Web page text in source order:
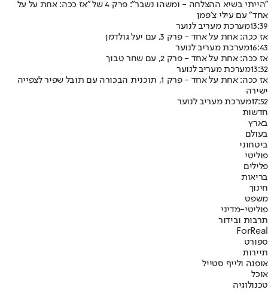
״הייתי בשיא ההצלחה - ומשהו נשבר״: פרק 4 של ״אז ככה: אחת על על
אחד״ עם עילי צ׳פמן
13:39מערכת מעריב לנוער
אז ככה: אחת על אחד - פרק 3, עם יעל גולדמן
16:43מערכת מעריב לנוער
אז ככה: אחת על אחד - פרק 2, עם שחר טבוך
13:32מערכת מעריב לנוער
אז ככה: אחת על אחד - פרק 1, תוכנית הבכורה עם תובל שפיר לצפייה
ישירה
17:52מערכת מעריב לנוער
חדשות
בארץ
בעולם
ביטחוני
פוליטי
פלילים
בריאות
חינוך
משפט
פוליטי-מדיני
תרבות ובידור
ForReal
ספורט
תיירות
אופנה ולייף סטייל
אוכל
טכנולוגיה